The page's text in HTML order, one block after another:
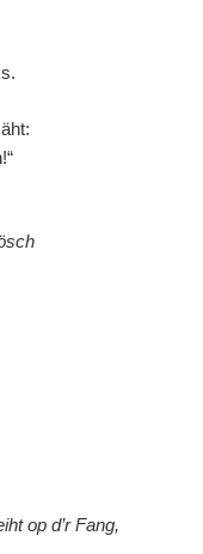
op d’r Fang,